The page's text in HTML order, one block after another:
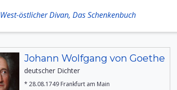
West-östlicher Divan, Das Schenkenbuch
Johann Wolfgang von Goethe
deutscher Dichter
* 28.08.1749 Frankfurt am Main